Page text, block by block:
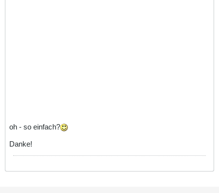
oh - so einfach?
Danke!